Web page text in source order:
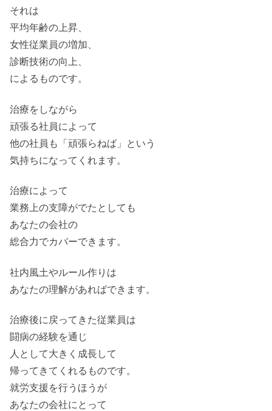
それは
平均年齢の上昇、
女性従業員の増加、
診断技術の向上、
によるものです。
治療をしながら
頑張る社員によって
他の社員も「頑張らねば」という
気持ちになってくれます。
治療によって
業務上の支障がでたとしても
あなたの会社の
総合力でカバーできます。
社内風土やルール作りは
あなたの理解があればできます。
治療後に戻ってきた従業員は
闘病の経験を通じ
人として大きく成長して
帰ってきてくれるものです。
就労支援を行うほうが
あなたの会社にとって